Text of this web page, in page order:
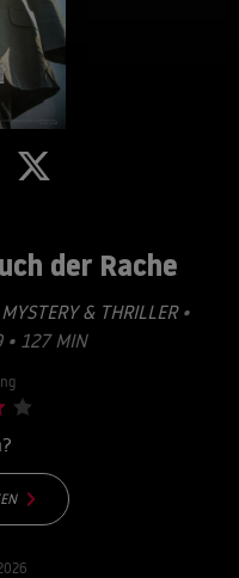
der Rache
MYSTERY & THRILLER•
• 127 MIN